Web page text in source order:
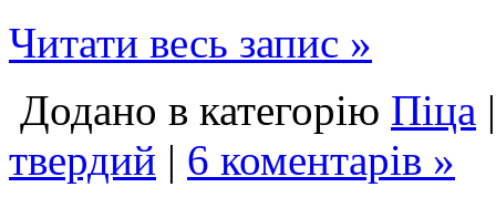
Читати весь запис »
Додано в категорію Піца
твердий | 6 коментарів »